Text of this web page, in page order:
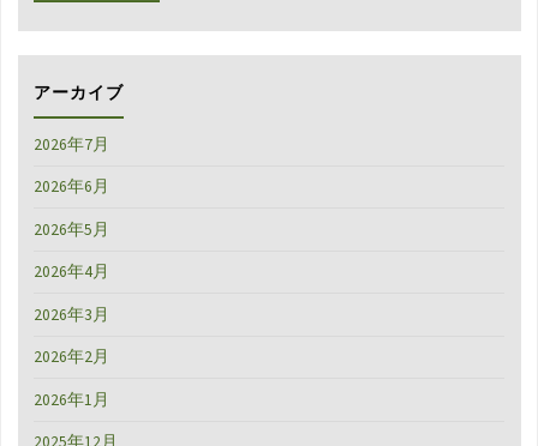
込
アーカイブ
2026年7月
2026年6月
2026年5月
2026年4月
2026年3月
2026年2月
2026年1月